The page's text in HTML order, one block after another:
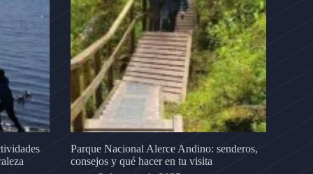
Parque Nacional Alerce Andino: senderos,
consejos y qué hacer en tu visita